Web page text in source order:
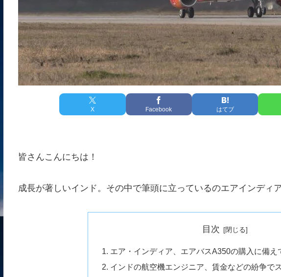
X Facebook はてブ
皆さんこんにちは！
成長が著しいインド。その中で筆頭に立っているのエアインディア
目次
エア・インディア、エアバスA350の購入に備え
インドの航空機エンジニア、賃金などの紛争で